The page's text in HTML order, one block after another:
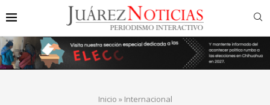
Inicio » Internacional